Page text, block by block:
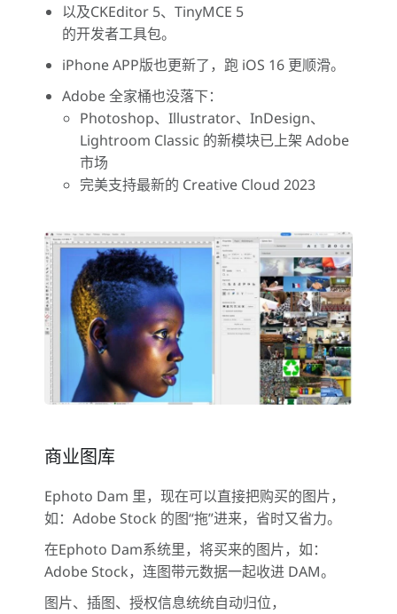
以及CKEditor 5、TinyMCE 5
的开发者工具包。
iPhone APP版也更新了，跑 iOS 16 更顺滑。
Adobe 全家桶也没落下：
Photoshop、Illustrator、InDesign、
Lightroom Classic 的新模块已上架 Adobe
市场
完美支持最新的 Creative Cloud 2023
商业图库
Ephoto Dam 里，现在可以直接把购买的图片，
如：Adobe Stock 的图“拖”进来，省时又省力。
在Ephoto Dam系统里，将买来的图片，如：
Adobe Stock，连图带元数据一起收进 DAM。
图片、插图、授权信息统统自动归位，